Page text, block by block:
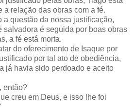
a relação das obras com a fé.
a questão da nossa justificação,
salvadora é seguida por boas obras
a fé está morta.
do oferecimento de Isaque por
por tal ato de obediência,
já havia sido perdoado e aceito
então?
creu em Deus, e isso lhe foi